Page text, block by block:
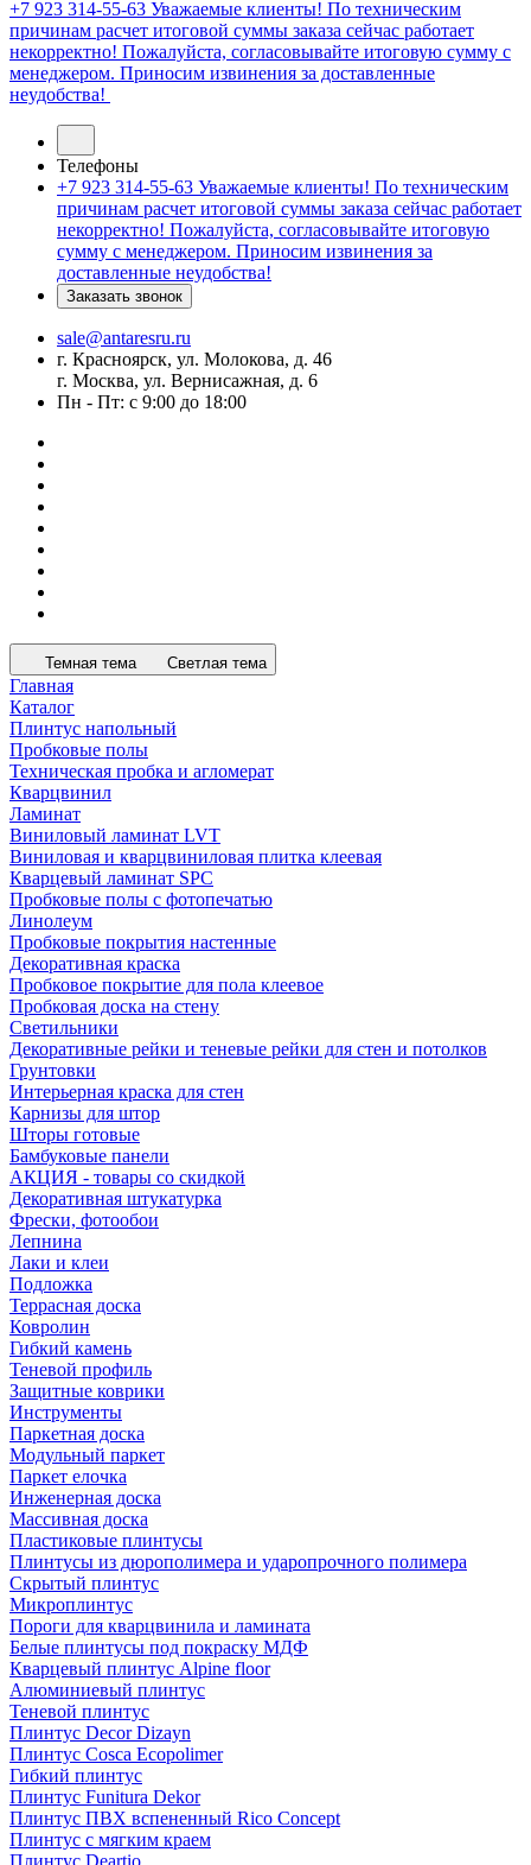
+7 923 314-55-63 Уважаемые клиенты! По техническим
причинам расчет итоговой суммы заказа сейчас работает
некорректно! Пожалуйста, согласовывайте итоговую сумму с
менеджером. Приносим извинения за доставленные
неудобства!
Телефоны
+7 923 314-55-63 Уважаемые клиенты! По техническим
причинам расчет итоговой суммы заказа сейчас работает
некорректно! Пожалуйста, согласовывайте итоговую
сумму с менеджером. Приносим извинения за
доставленные неудобства!
Заказать звонок
sale@antaresru.ru
г. Красноярск, ул. Молокова, д. 46
г. Москва, ул. Вернисажная, д. 6
Пн - Пт: с 9:00 до 18:00
Темная тема Светлая тема
Главная
Каталог
Плинтус напольный
Пробковые полы
Техническая пробка и агломерат
Кварцвинил
Ламинат
Виниловый ламинат LVT
Виниловая и кварцвиниловая плитка клеевая
Кварцевый ламинат SPC
Пробковые полы с фотопечатью
Линолеум
Пробковые покрытия настенные
Декоративная краска
Пробковое покрытие для пола клеевое
Пробковая доска на стену
Светильники
Декоративные рейки и теневые рейки для стен и потолков
Грунтовки
Интерьерная краска для стен
Карнизы для штор
Шторы готовые
Бамбуковые панели
АКЦИЯ - товары со скидкой
Декоративная штукатурка
Фрески, фотообои
Лепнина
Лаки и клеи
Подложка
Террасная доска
Ковролин
Гибкий камень
Теневой профиль
Защитные коврики
Инструменты
Паркетная доска
Модульный паркет
Паркет елочка
Инженерная доска
Массивная доска
Пластиковые плинтусы
Плинтусы из дюрополимера и ударопрочного полимера
Скрытый плинтус
Микроплинтус
Пороги для кварцвинила и ламината
Белые плинтусы под покраску МДФ
Кварцевый плинтус Alpine floor
Алюминиевый плинтус
Теневой плинтус
Плинтус Decor Dizayn
Плинтус Cosca Ecopolimer
Гибкий плинтус
Плинтус Funitura Dekor
Плинтус ПВХ вспененный Rico Concept
Плинтус с мягким краем
Плинтус Deartio